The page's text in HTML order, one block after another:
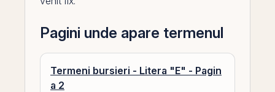
Pagini unde apare termenul
Termeni bursieri - Litera "E" - Pagin
a 2